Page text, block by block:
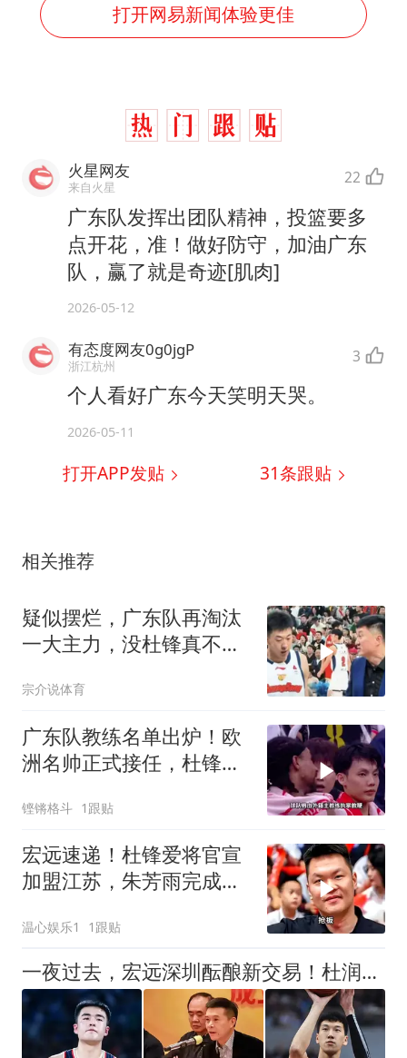
打开网易新闻体验更佳
火星网友
来自火星 22
广东队发挥出团队精神，投篮要多
点开花，准！做好防守，加油广东
队，赢了就是奇迹[肌肉]
2026-05-12
有态度网友0g0jgP
浙江杭州 3
个人看好广东今天笑明天哭。
2026-05-11
打开APP发贴 31条跟贴
相关推荐
疑似摆烂，广东队再淘汰
一大主力，没杜锋真不
宗介说体育
广东队教练名单出炉！欧
洲名帅正式接任，杜锋安
铿锵格斗 1跟贴
宏远速递！杜锋爱将官宣
加盟江苏，朱芳雨完成交
温心娱乐1 1跟贴
一夜过去，宏远深圳酝酿新交易！杜润旺正式告别，张文逸生日快乐